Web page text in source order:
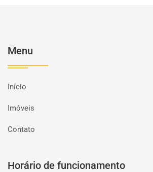
Menu
Início
Imóveis
Contato
Horário de funcionamento